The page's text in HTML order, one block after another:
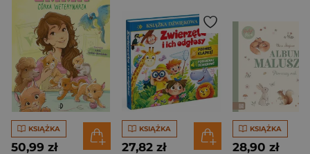
KSIĄŻKA
50,99 zł
KSIĄŻKA
27,82 zł
KSIĄŻKA
28,90 zł